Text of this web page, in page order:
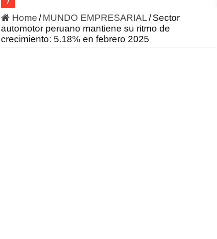
HONOR incursiona en la robótica con un enfoque en IA
Home /MUNDO EMPRESARIAL /Sector
automotor peruano mantiene su ritmo de
crecimiento: 5.18% en febrero 2025